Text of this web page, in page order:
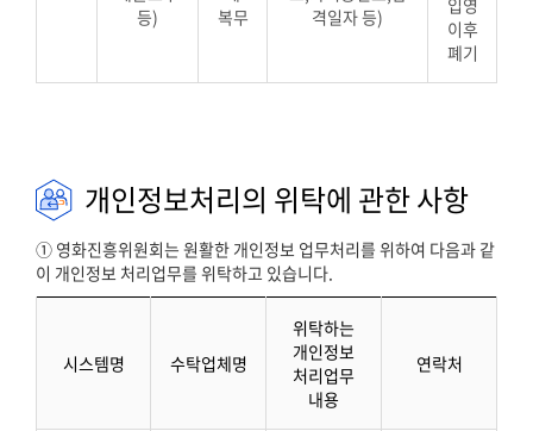
등)
복무
격일자 등)
입영
이후
폐기
개인정보처리의 위탁에 관한 사항
① 영화진흥위원회는 원활한 개인정보 업무처리를 위하여 다음과 같
이 개인정보 처리업무를 위탁하고 있습니다.
시스템명 수탁업체명
위탁하는
개인정보
처리업무
내용
연락처